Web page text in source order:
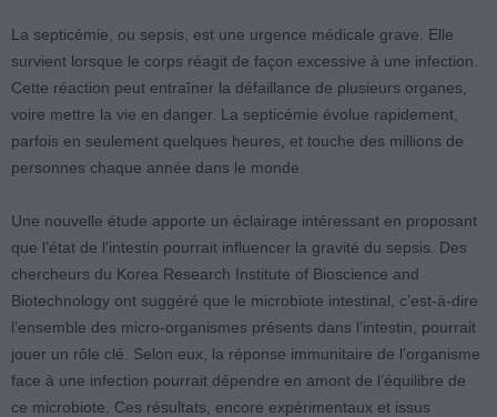
La septicémie, ou sepsis, est une urgence médicale grave. Elle
survient lorsque le corps réagit de façon excessive à une infection.
Cette réaction peut entraîner la défaillance de plusieurs organes,
voire mettre la vie en danger. La septicémie évolue rapidement,
parfois en seulement quelques heures, et touche des millions de
personnes chaque année dans le monde.
Une nouvelle étude apporte un éclairage intéressant en proposant
que l’état de l’intestin pourrait influencer la gravité du sepsis. Des
chercheurs du Korea Research Institute of Bioscience and
Biotechnology ont suggéré que le microbiote intestinal, c’est-à-dire
l’ensemble des micro-organismes présents dans l’intestin, pourrait
jouer un rôle clé. Selon eux, la réponse immunitaire de l’organisme
face à une infection pourrait dépendre en amont de l’équilibre de
ce microbiote. Ces résultats, encore expérimentaux et issus